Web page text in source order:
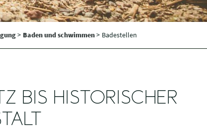
> Baden und schwimmen> Badestellen
BIS HISTORISCHER